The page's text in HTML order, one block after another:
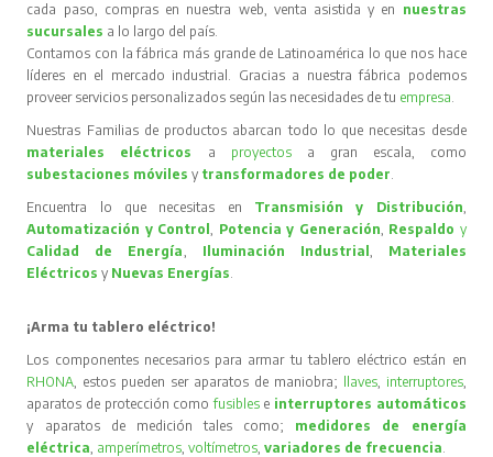
cada paso, compras en nuestra web, venta asistida y en nuestras
sucursales a lo largo del país.
Contamos con la fábrica más grande de Latinoamérica lo que nos hace
líderes en el mercado industrial. Gracias a nuestra fábrica podemos
proveer servicios personalizados según las necesidades de tu empresa
Nuestras Familias de productos abarcan todo lo que necesitas desde
materiales eléctricos
a proyectos
a gran escala, como
subestaciones móvilesy transformadores de poder
Encuentra lo que necesitas en Transmisión y Distribución
Automatización y Control
Potencia y Generación Respaldo y
Calidad de Energía
Iluminación Industrial
Materiales
Eléctricos y Nuevas Energías
¡Arma tu tablero eléctrico!
Los componentes necesarios para armar tu tablero eléctrico están en
RHONA , estos pueden ser aparatos de maniobra; llaves, interruptores,
aparatos de protección comofusibles e interruptores automáticos
y aparatos de medición tales como; medidores de energía
eléctrica amperímetros ,voltímetros ,variadores de frecuencia